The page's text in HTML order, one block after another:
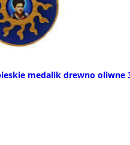
medalik drewno oliwne